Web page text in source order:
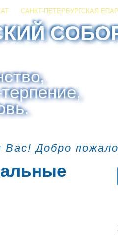
САНКТ-ПЕТЕРБУРГСКАЯ
терпение,
Добро